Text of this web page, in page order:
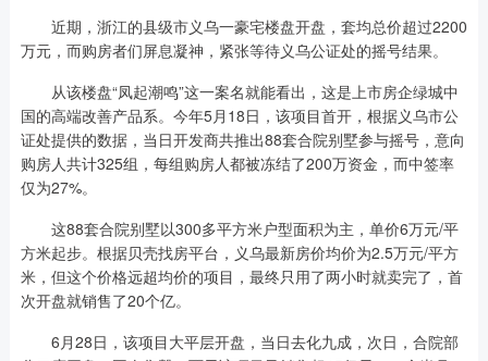
近期，浙江的县级市义乌一豪宅楼盘开盘，套均总价超过2200
万元，而购房者们屏息凝神，紧张等待义乌公证处的摇号结果。
从该楼盘“凤起潮鸣”这一案名就能看出，这是上市房企绿城中
国的高端改善产品系。今年5月18日，该项目首开，根据义乌市公
证处提供的数据，当日开发商共推出88套合院别墅参与摇号，意向
购房人共计325组，每组购房人都被冻结了200万资金，而中签率
仅为27%。
这88套合院别墅以300多平方米户型面积为主，单价6万元/平
方米起步。根据贝壳找房平台，义乌最新房价均价为2.5万元/平方
米，但这个价格远超均价的项目，最终只用了两小时就卖完了，首
次开盘就销售了20个亿。
6月28日，该项目大平层开盘，当日去化九成，次日，合院部